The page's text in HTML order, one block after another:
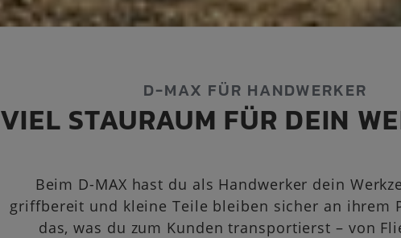
D-MAX FÜR HANDWERKER
VIEL STAURAUM FÜR DEIN
Beim D-MAX hast du als Handwerker dein
griffbereit und kleine Teile bleiben sicher an ihrem
das, was du zum Kunden transportierst – von